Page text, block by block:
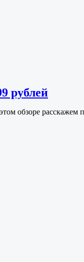
рублей
обзоре расскажем